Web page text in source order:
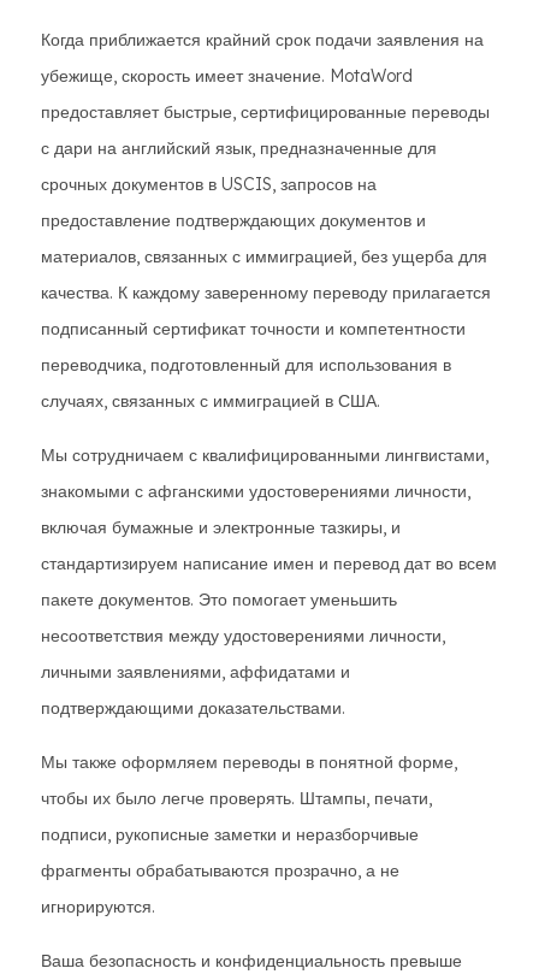
Когда приближается крайний срок подачи заявления на
убежище, скорость имеет значение. MotaWord
предоставляет быстрые, сертифицированные переводы
с дари на английский язык, предназначенные для
срочных документов в USCIS, запросов на
предоставление подтверждающих документов и
материалов, связанных с иммиграцией, без ущерба для
качества. К каждому заверенному переводу прилагается
подписанный сертификат точности и компетентности
переводчика, подготовленный для использования в
случаях, связанных с иммиграцией в США.
Мы сотрудничаем с квалифицированными лингвистами,
знакомыми с афганскими удостоверениями личности,
включая бумажные и электронные тазкиры, и
стандартизируем написание имен и перевод дат во всем
пакете документов. Это помогает уменьшить
несоответствия между удостоверениями личности,
личными заявлениями, аффидатами и
подтверждающими доказательствами.
Мы также оформляем переводы в понятной форме,
чтобы их было легче проверять. Штампы, печати,
подписи, рукописные заметки и неразборчивые
фрагменты обрабатываются прозрачно, а не
игнорируются.
Ваша безопасность и конфиденциальность превыше